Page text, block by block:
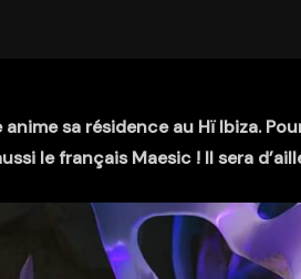
sa résidence au Hï Ibiza.
le français Maesic ! Il sera